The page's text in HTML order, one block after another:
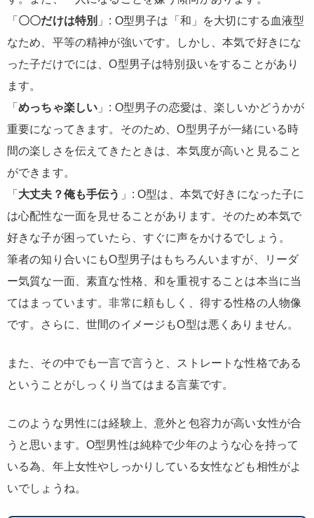
「 〇〇だけは特別 」: O型男子は「和」を大切にする血液型
なため、平等の精神が強いです。しかし、本気で好きにな
った子だけでには、O型男子は特別扱いをすることがあり
ます。
「めっちゃ楽しい 」: O型男子の恋愛は、楽しいかどうかが
重要になってきます。そのため、O型男子が一緒にいる時
間の楽しさを伝えてきたときは、本気度が高いと見ること
ができます。
「 大丈夫？俺も手伝う 」: O型は、本気で好きになった子に
は心配性な一面を見せることがあります。そのため本気で
好きな子が困っていたら、すぐに声をかけるでしょう。
筆者の知り合いにもO型男子はもちろんいますが、リーダ
ー気質な一面、素直な性格、和を重視することは本当に当
てはまっています。非常に頼もしく、得する性格の人物像
です。さらに、世間のイメージもO型は悪くありません。
また、その中でも一言で言うと、ストレートな性格である
ということがしっくり当てはまる言葉です。
このような男性には経験上、意外と包容力が高い女性が合
うと思います。O型男性は純粋で少年のような心を持って
いる為、年上女性やしっかりしている女性なども相性がよ
いでしょうね。